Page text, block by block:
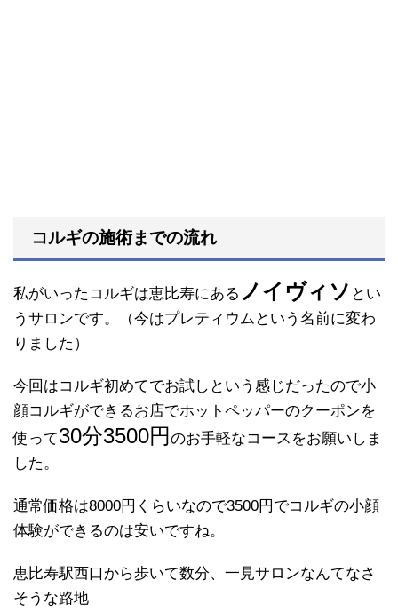
コルギの施術までの流れ
私がいったコルギは恵比寿にある ノイヴィソ とい
うサロンです。（今はプレティウムという名前に変わ
りました）
今回はコルギ初めてでお試しという感じだったので小
顔コルギができるお店でホットペッパーのクーポンを
使って30分3500円 のお手軽なコースをお願いしま
した。
通常価格は8000円くらいなので3500円でコルギの小顔
体験ができるのは安いですね。
恵比寿駅西口から歩いて数分、一見サロンなんてなさ
そうな路地